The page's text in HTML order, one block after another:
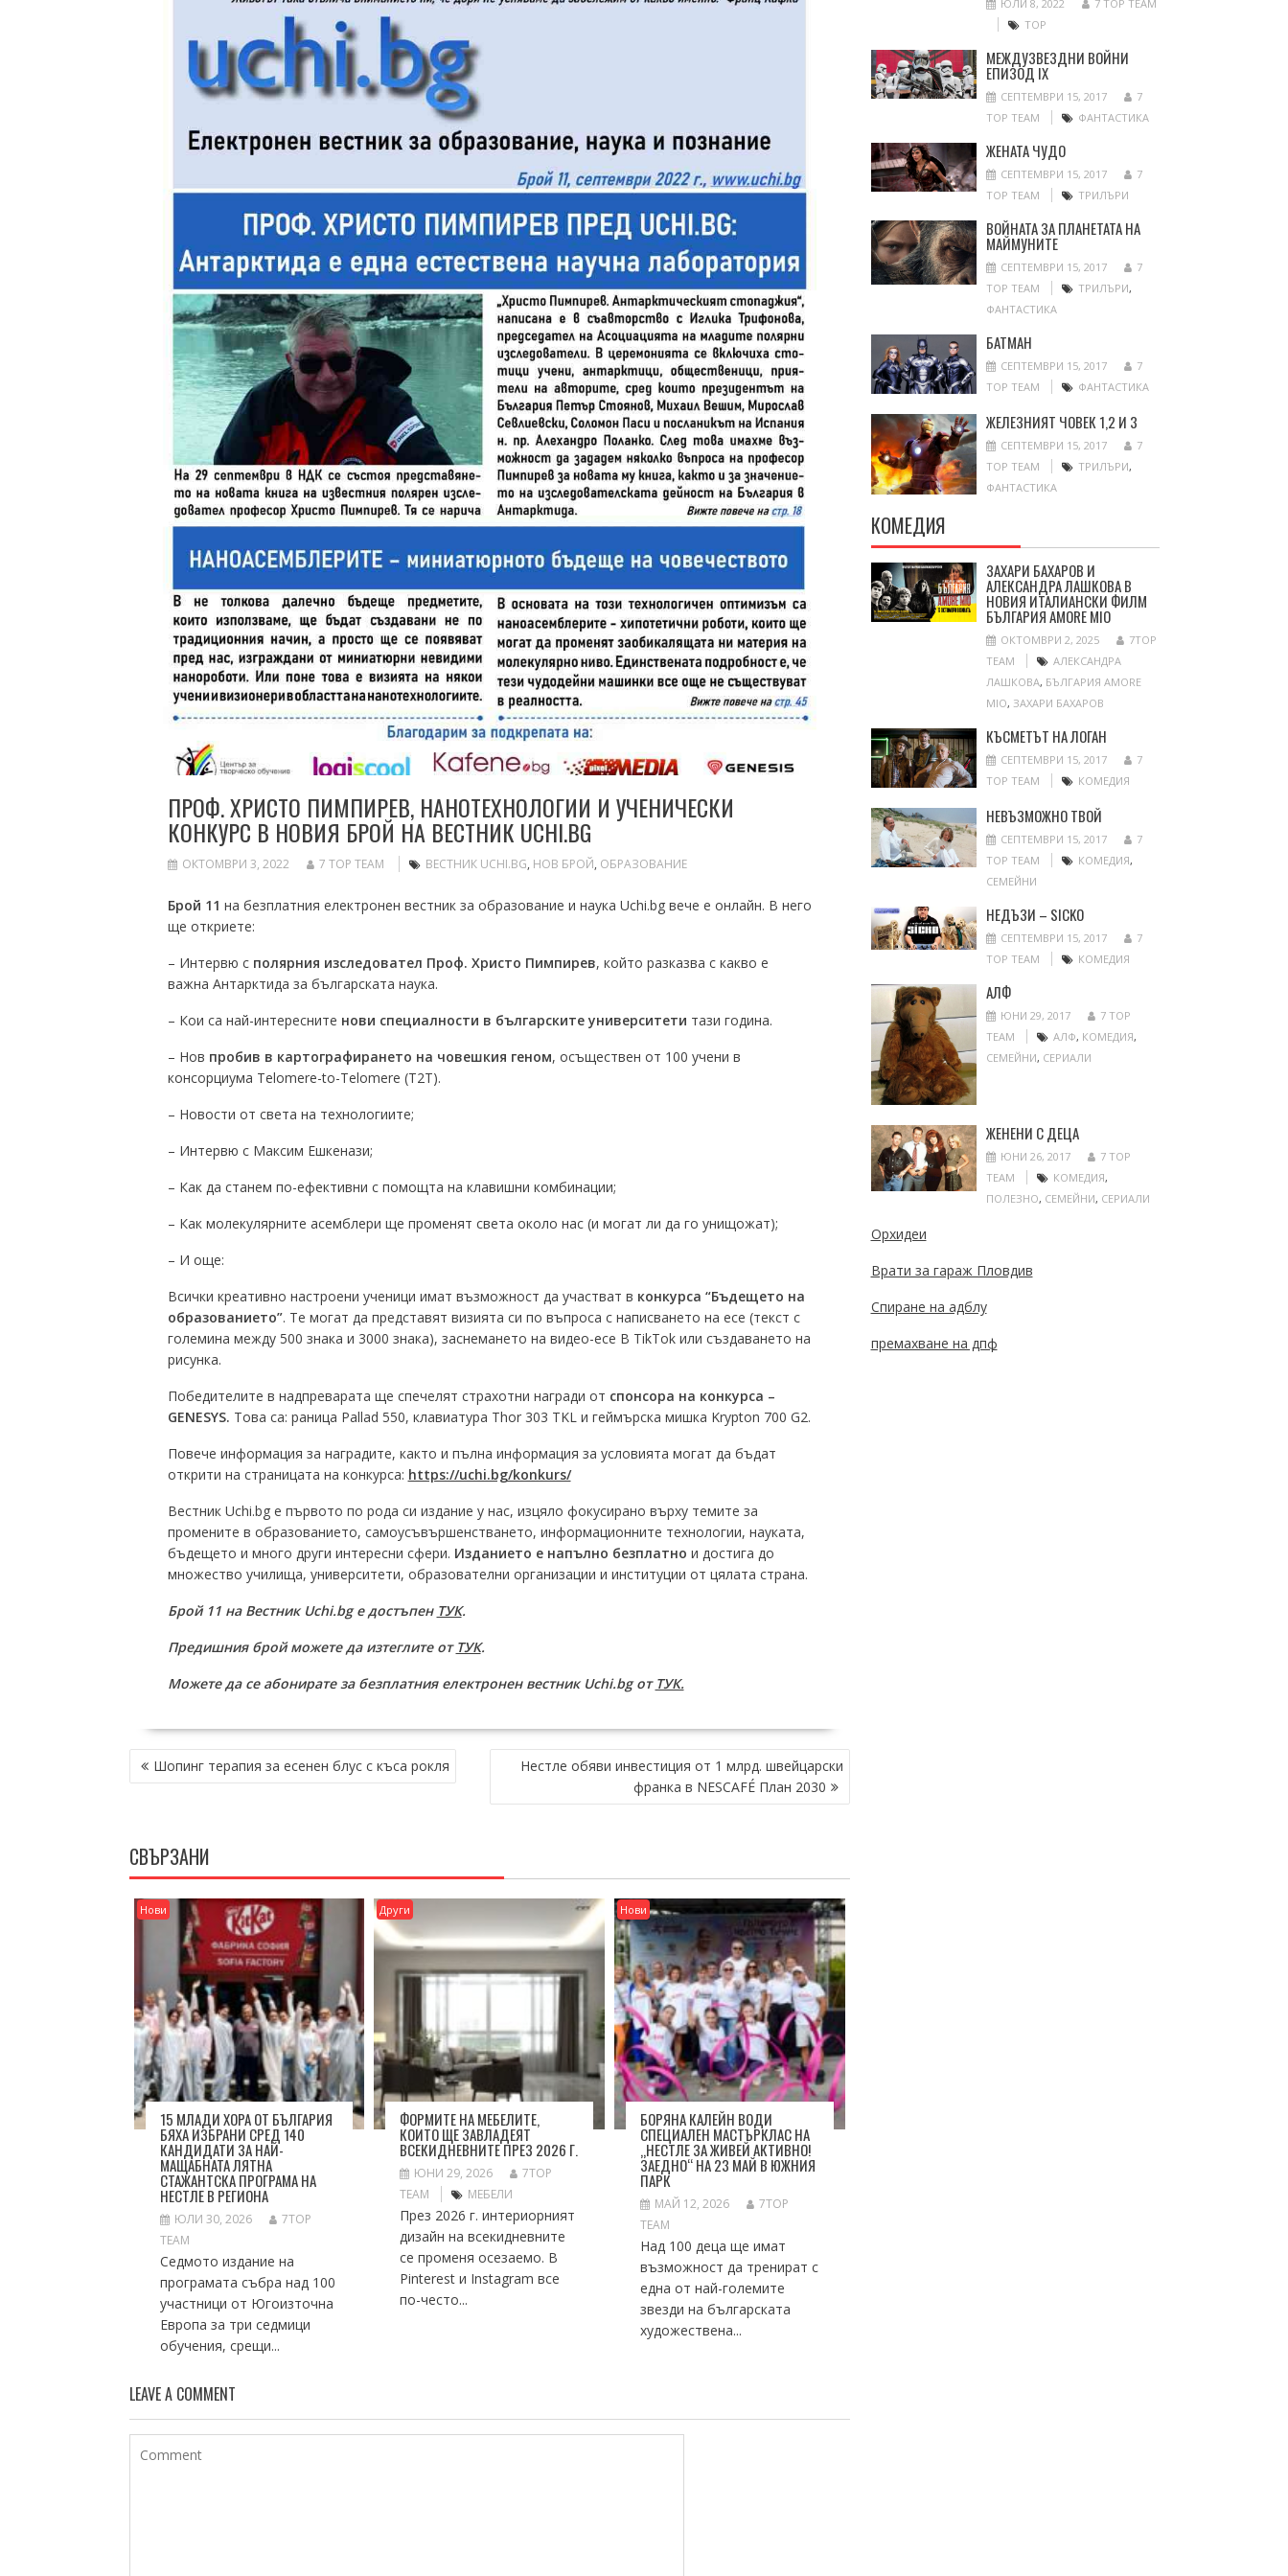
ПРОФ. ХРИСТО ПИМПИРЕВ, НАНОТЕХНОЛОГИИ И УЧЕНИЧЕСКИ
КОНКУРС В НОВИЯ БРОЙ НА ВЕСТНИК UCHI.BG
ОКТОМВРИ 3, 2022 7 TOP TEAM ВЕСТНИК UCHI.BG, НОВ БРОЙ, ОБРАЗОВАНИЕ
Брой 11 на безплатния електронен вестник за образование и наука Uchi.bg вече е онлайн. В него
ще откриете:
– Интервю с полярния изследовател Проф. Христо Пимпирев, който разказва с какво е
важна Антарктида за българската наука.
– Кои са най-интересните нови специалности в българските университети тази година.
– Нов пробив в картографирането на човешкия геном, осъществен от 100 учени в
консорциума Telomere-to-Telomere (T2T).
– Новости от света на технологиите;
– Интервю с Максим Ешкенази;
– Как да станем по-ефективни с помощта на клавишни комбинации;
– Как молекулярните асемблери ще променят света около нас (и могат ли да го унищожат);
– И още:
Всички креативно настроени ученици имат възможност да участват в конкурса “Бъдещето на
образованието”. Те могат да представят визията си по въпроса с написването на есе (текст с
големина между 500 знака и 3000 знака), заснемането на видео-есе В TikTok или създаването на
рисунка.
Победителите в надпреварата ще спечелят страхотни награди от спонсора на конкурса –
GENESYS. Това са: раница Pallad 550, клавиатура Thor 303 TKL и геймърска мишка Krypton 700 G2.
Повече информация за наградите, както и пълна информация за условията могат да бъдат
открити на страницата на конкурса: https://uchi.bg/konkurs/
Вестник Uchi.bg e първото по рода си издание у нас, изцяло фокусирано върху темите за
промените в образованието, самоусъвършенстването, информационните технологии, науката,
бъдещето и много други интересни сфери. Изданието е напълно безплатно и достига до
множество училища, университети, образователни организации и институции от цялата страна.
Брой 11 на Вестник Uchi.bg е достъпен ТУК.
Предишния брой можете да изтеглите от ТУК.
Можете да се абонирате за безплатния електронен вестник Uchi.bg от ТУК.
НАВИГАЦИЯ
Шопинг терапия за есенен блус с къса рокля
Нестле обяви инвестиция от 1 млрд. швейцарски
франка в NESCAFÉ План 2030
СВЪРЗАНИ
Нови
15 МЛАДИ ХОРА ОТ БЪЛГАРИЯ
БЯХА ИЗБРАНИ СРЕД 140
КАНДИДАТИ ЗА НАЙ-
МАЩАБНАТА ЛЯТНА
СТАЖАНТСКА ПРОГРАМА НА
НЕСТЛЕ В РЕГИОНА
ЮЛИ 30, 2026
7TOP
TEAM
Седмото издание на
програмата събра над 100
участници от Югоизточна
Европа за три седмици
обучения, срещи...
Други
ФОРМИТЕ НА МЕБЕЛИТЕ,
КОИТО ЩЕ ЗАВЛАДЕЯТ
ВСЕКИДНЕВНИТЕ ПРЕЗ 2026 Г.
ЮНИ 29, 2026
7TOP
TEAM
МЕБЕЛИ
През 2026 г. интериорният
дизайн на всекидневните
се променя осезаемо. В
Pinterest и Instagram все
по-често...
Нови
БОРЯНА КАЛЕЙН ВОДИ
СПЕЦИАЛЕН МАСТЪРКЛАС НА
„НЕСТЛЕ ЗА ЖИВЕЙ АКТИВНО!
ЗАЕДНО“ НА 23 МАЙ В ЮЖНИЯ
ПАРК
МАЙ 12, 2026
7TOP
TEAM
Над 100 деца ще имат
възможност да тренират с
една от най-големите
звезди на българската
художествена...
LEAVE A COMMENT
ЮЛИ 8, 2022
7 TOP TEAM
ТОР
МЕЖДУЗВЕЗДНИ ВОЙНИ
ЕПИЗОД IX
СЕПТЕМВРИ 15, 2017
7
TOP TEAM
ФАНТАСТИКА
ЖЕНАТА ЧУДО
СЕПТЕМВРИ 15, 2017
7
TOP TEAM
ТРИЛЪРИ
ВОЙНАТА ЗА ПЛАНЕТАТА НА
МАЙМУНИТЕ
СЕПТЕМВРИ 15, 2017
7
TOP TEAM
ТРИЛЪРИ,
ФАНТАСТИКА
БАТМАН
СЕПТЕМВРИ 15, 2017
7
TOP TEAM
ФАНТАСТИКА
ЖЕЛЕЗНИЯТ ЧОВЕК 1,2 И 3
СЕПТЕМВРИ 15, 2017
7
TOP TEAM
ТРИЛЪРИ,
ФАНТАСТИКА
КОМЕДИЯ
ЗАХАРИ БАХАРОВ И
АЛЕКСАНДРА ЛАШКОВА В
НОВИЯ ИТАЛИАНСКИ ФИЛМ
БЪЛГАРИЯ AMORE MIO
ОКТОМВРИ 2, 2025
7TOP
TEAM
АЛЕКСАНДРА
ЛАШКОВА, БЪЛГАРИЯ AMORE
MIO, ЗАХАРИ БАХАРОВ
КЪСМЕТЪТ НА ЛОГАН
СЕПТЕМВРИ 15, 2017
7
TOP TEAM
КОМЕДИЯ
НЕВЪЗМОЖНО ТВОЙ
СЕПТЕМВРИ 15, 2017
7
TOP TEAM
КОМЕДИЯ,
СЕМЕЙНИ
НЕДЪЗИ – SICKO
СЕПТЕМВРИ 15, 2017
7
TOP TEAM
КОМЕДИЯ
АЛФ
ЮНИ 29, 2017
7 TOP
TEAM
АЛФ, КОМЕДИЯ,
СЕМЕЙНИ, СЕРИАЛИ
ЖЕНЕНИ С ДЕЦА
ЮНИ 26, 2017
7 TOP
TEAM
КОМЕДИЯ,
ПОЛЕЗНО, СЕМЕЙНИ, СЕРИАЛИ
Орхидеи
Врати за гараж Пловдив
Спиране на адблу
премахване на дпф